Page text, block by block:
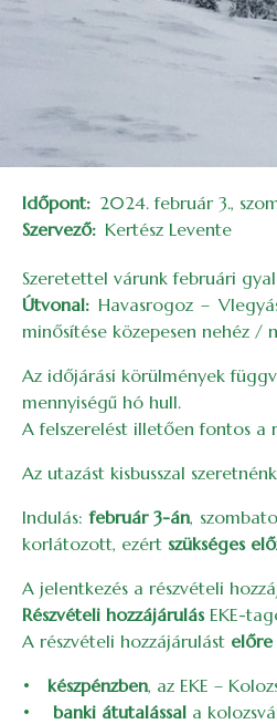
Időpont
2024. február 3.,
Szervező
Kertész Levente
Szeretettel várunk februári
Útvonal: Havasrogoz –
minősítése közepesen nehéz /
Az időjárási körülmények
mennyiségű hó hull.
A felszerelést illetően fontos
Az utazást kisbusszal
Indulás:február 3-án,
korlátozott, ezért szükséges
A jelentkezés a részvételi
Részvételi hozzájárulásEKE-
A részvételi hozzájárulást
• készpénzben, az EKE –
• banki átutalással a